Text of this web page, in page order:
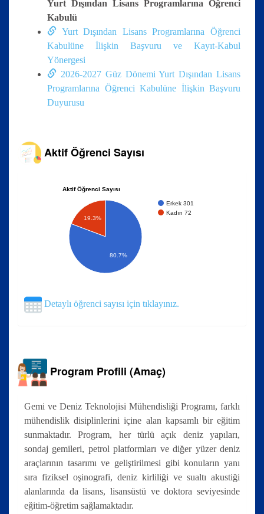
Yurt Dışından Lisans Programlarına Öğrenci
Kabulü
Yurt Dışından Lisans Programlarına Öğrenci
Kabulüne İlişkin Başvuru ve Kayıt-Kabul
Yönergesi
2026-2027 Güz Dönemi Yurt Dışından Lisans
Programlarına Öğrenci Kabulüne İlişkin Başvuru
Duyurusu
Aktif Öğrenci Sayısı
Aktif Öğrenci Sayısı
Erkek 301
Kadın 72
19.3%
80.7%
Detaylı öğrenci sayısı için tıklayınız.
Program Profili (Amaç)
Gemi ve Deniz Teknolojisi Mühendisliği Programı, farklı
mühendislik disiplinlerini içine alan kapsamlı bir eğitim
sunmaktadır. Program, her türlü açık deniz yapıları,
sondaj gemileri, petrol platformları ve diğer yüzer deniz
araçlarının tasarımı ve geliştirilmesi gibi konuların yanı
sıra fiziksel oşinografi, deniz kirliliği ve sualtı akustiği
alanlarında da lisans, lisansüstü ve doktora seviyesinde
eğitim-öğretim sağlamaktadır.